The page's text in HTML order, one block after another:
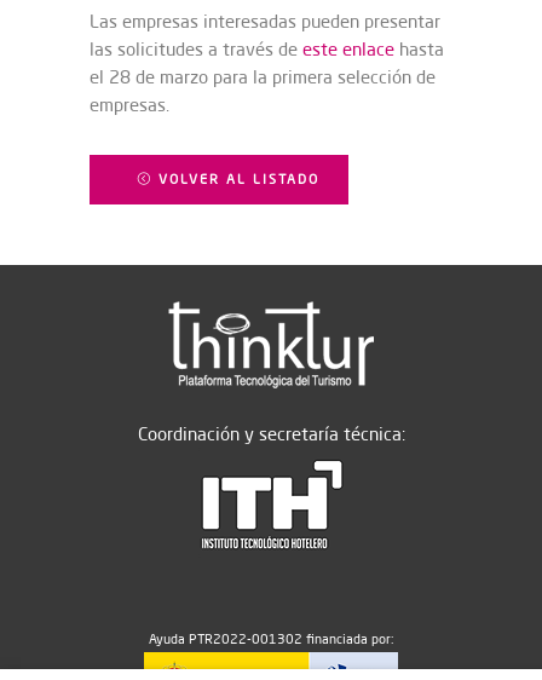
Las empresas interesadas pueden presentar
las solicitudes a través de este enlace hasta
el 28 de marzo para la primera selección de
empresas.
VOLVER AL LISTADO
Coordinación y secretaría técnica:
Ayuda PTR2022-001302 financiada por: